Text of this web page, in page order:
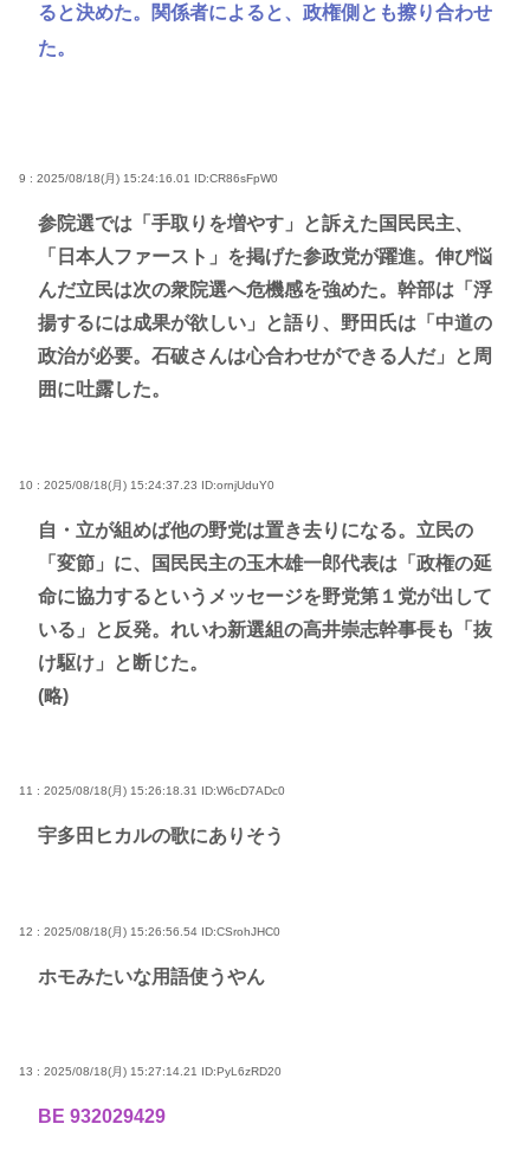
ると決めた。関係者によると、政権側とも擦り合わせ
た。
9 : 2025/08/18(月) 15:24:16.01 ID:CR86sFpW0
参院選では「手取りを増やす」と訴えた国民民主、
「日本人ファースト」を掲げた参政党が躍進。伸び悩
んだ立民は次の衆院選へ危機感を強めた。幹部は「浮
揚するには成果が欲しい」と語り、野田氏は「中道の
政治が必要。石破さんは心合わせができる人だ」と周
囲に吐露した。
10 : 2025/08/18(月) 15:24:37.23 ID:ornjUduY0
自・立が組めば他の野党は置き去りになる。立民の
「変節」に、国民民主の玉木雄一郎代表は「政権の延
命に協力するというメッセージを野党第１党が出して
いる」と反発。れいわ新選組の高井崇志幹事長も「抜
け駆け」と断じた。
(略)
11 : 2025/08/18(月) 15:26:18.31 ID:W6cD7ADc0
宇多田ヒカルの歌にありそう
12 : 2025/08/18(月) 15:26:56.54 ID:CSrohJHC0
ホモみたいな用語使うやん
13 : 2025/08/18(月) 15:27:14.21 ID:PyL6zRD20
BE 932029429